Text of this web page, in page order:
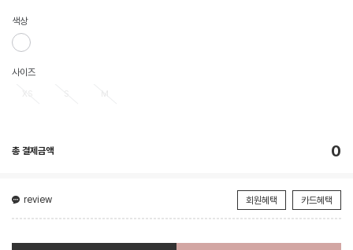
색상
사이즈
총 결제금액 0
review 회원혜택 카드혜택